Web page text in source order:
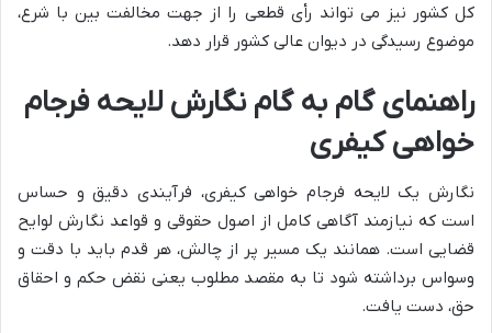
کل کشور نیز می تواند رأی قطعی را از جهت مخالفت بین با شرع،
موضوع رسیدگی در دیوان عالی کشور قرار دهد.
راهنمای گام به گام نگارش لایحه فرجام
خواهی کیفری
نگارش یک لایحه فرجام خواهی کیفری، فرآیندی دقیق و حساس
است که نیازمند آگاهی کامل از اصول حقوقی و قواعد نگارش لوایح
قضایی است. همانند یک مسیر پر از چالش، هر قدم باید با دقت و
وسواس برداشته شود تا به مقصد مطلوب یعنی نقض حکم و احقاق
حق، دست یافت.